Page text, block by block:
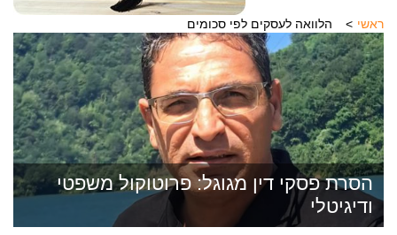
ראשי הלוואה לעסקים לפי סכומים
הסרת פסקי דין מגוגל: פרוטוקול משפטי
ודיגיטלי